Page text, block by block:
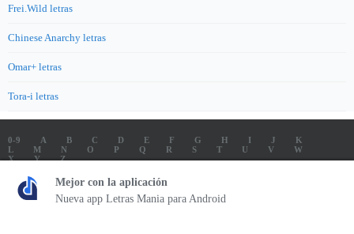
Frei.Wild letras
Chinese Anarchy letras
Omar+ letras
Tora-i letras
0-9 A B C D E F G H I J
K
L
M N O P Q R S T V
W
X
Y
Z
LETRAS
SOUNDTRACK LETRAS
TOP 100 LETRAS
ENVIA LETRAS
Letrasmania.com - Copyright © 2026 - All Rights Reserved
Mejor con la aplicación
Nueva app Letras Mania para Android